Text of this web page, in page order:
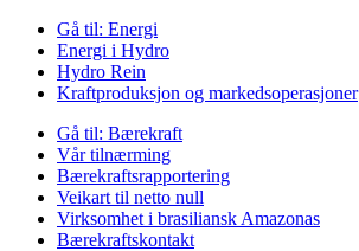
Gå til: Energi
Energi i Hydro
Hydro Rein
Kraftproduksjon og markedsoperasjoner
Gå til: Bærekraft
Vår tilnærming
Bærekraftsrapportering
Veikart til netto null
Virksomhet i brasiliansk Amazonas
Bærekraftskontakt